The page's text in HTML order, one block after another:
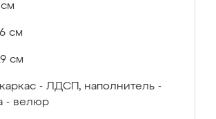
см
см
каркас - ЛДСП, наполнитель -
- велюр